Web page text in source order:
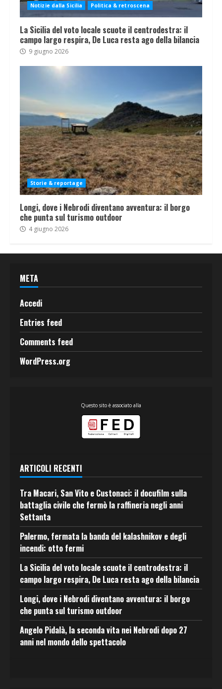
Notizie dalla Sicilia Politica & retroscena
La Sicilia del voto locale scuote il centrodestra: il
campo largo respira, De Luca resta ago della bilancia
9 giugno 2026
Storie & reportage
Longi, dove i Nebrodi diventano avventura: il borgo
che punta sul turismo outdoor
4 giugno 2026
META
Accedi
Entries feed
Comments feed
WordPress.org
Questo sito è associato alla
ARTICOLI RECENTI
Tra Macari, San Vito e Custonaci: il docufilm sulla
battaglia civile che fermò la raffineria negli anni
Settanta
Palermo, fermata la banda del kalashnikov e degli
incendi: otto fermi
La Sicilia del voto locale scuote il centrodestra: il
campo largo respira, De Luca resta ago della bilancia
Longi, dove i Nebrodi diventano avventura: il borgo
che punta sul turismo outdoor
Angelo Pidalà, la seconda vita nei Nebrodi dopo 27
anni nel mondo dello spettacolo